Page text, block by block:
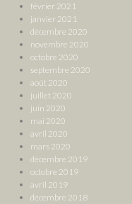
février 2021
janvier 2021
décembre 2020
novembre 2020
octobre 2020
septembre 2020
août 2020
juillet 2020
juin 2020
mai 2020
avril 2020
mars 2020
décembre 2019
octobre 2019
avril 2019
décembre 2018